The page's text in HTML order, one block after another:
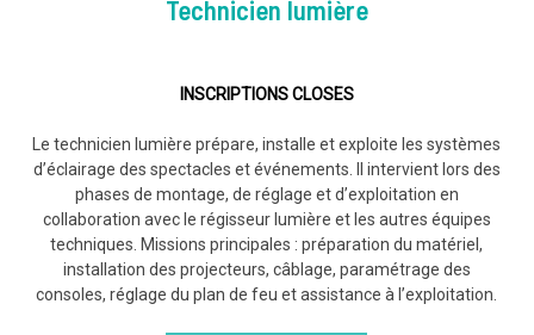
Technicien lumière
INSCRIPTIONS CLOSES
Le technicien lumière prépare, installe et exploite les systèmes
d’éclairage des spectacles et événements. Il intervient lors des
phases de montage, de réglage et d’exploitation en
collaboration avec le régisseur lumière et les autres équipes
techniques. Missions principales : préparation du matériel,
installation des projecteurs, câblage, paramétrage des
consoles, réglage du plan de feu et assistance à l’exploitation.